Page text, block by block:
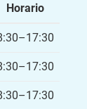
Horario